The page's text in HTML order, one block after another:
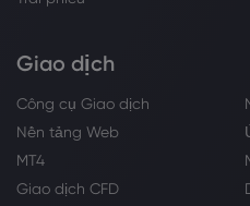
Giao dịch
Công cụ Giao dịch
Nền tảng Web
MT4
Giao dịch CFD